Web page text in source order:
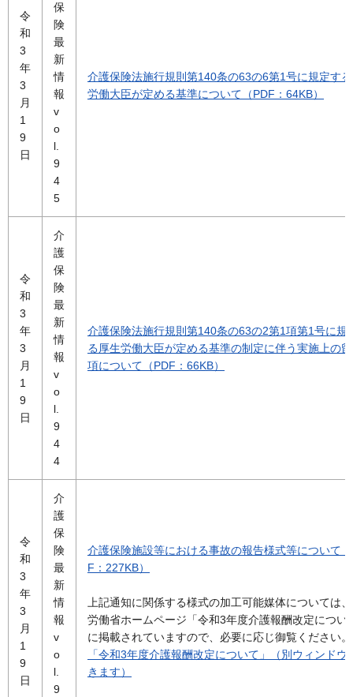
令
和
3
年
3
月
1
9
日
保
険
最
新
情
報
v
o
l.
9
4
5
介護保険法施行規則第140条の63の6第1号に規定す
労働大臣が定める基準について（PDF：64KB）
令
和
3
年
3
月
1
9
日
介
護
保
険
最
新
情
報
v
o
l.
9
4
4
介護保険法施行規則第140条の63の2第1項第1号に規
る厚生労働大臣が定める基準の制定に伴う実施上の
項について（PDF：66KB）
令
和
3
年
3
月
1
9
日
介
護
保
険
最
新
情
報
v
o
l.
9
介護保険施設等における事故の報告様式等について
F：227KB）
上記通知に関係する様式の加工可能媒体については
労働省ホームページ「令和3年度介護報酬改定につい
に掲載されていますので、必要に応じ御覧ください。
「令和3年度介護報酬改定について」（別ウィンドウ
きます）